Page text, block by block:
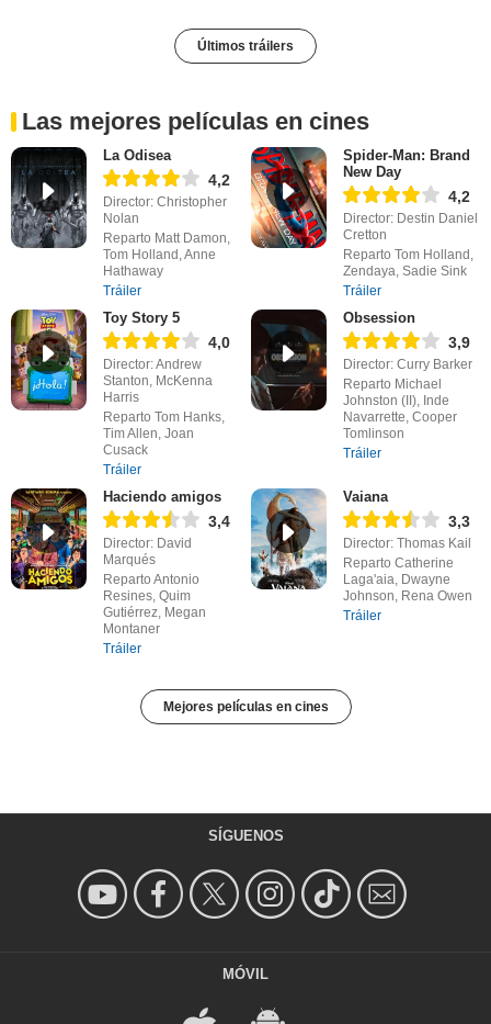
Últimos tráilers
Las mejores películas en cines
La Odisea
4,2
Director: Christopher
Nolan
Reparto Matt Damon,
Tom Holland, Anne
Hathaway
Tráiler
Spider-Man: Brand
New Day
4,2
Director: Destin Daniel
Cretton
Reparto Tom Holland,
Zendaya, Sadie Sink
Tráiler
Toy Story 5
4,0
Director: Andrew
Stanton, McKenna
Harris
Reparto Tom Hanks,
Tim Allen, Joan
Cusack
Tráiler
Obsession
3,9
Director: Curry Barker
Reparto Michael
Johnston (II), Inde
Navarrette, Cooper
Tomlinson
Tráiler
Haciendo amigos
3,4
Director: David
Marqués
Reparto Antonio
Resines, Quim
Gutiérrez, Megan
Montaner
Tráiler
Vaiana
3,3
Director: Thomas Kail
Reparto Catherine
Laga'aia, Dwayne
Johnson, Rena Owen
Tráiler
Mejores películas en cines
SÍGUENOS
MÓVIL